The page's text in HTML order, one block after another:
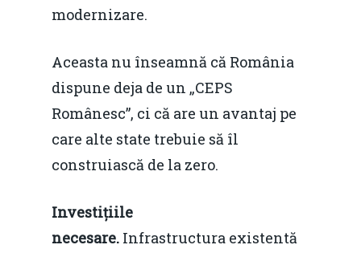
modernizare.
Aceasta nu înseamnă că România
dispune deja de un „CEPS
Românesc”, ci că are un avantaj pe
care alte state trebuie să îl
construiască de la zero.
Investițiile
necesare. Infrastructura existentă